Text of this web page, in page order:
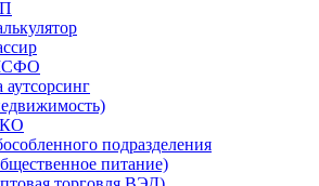
аутсорсинг
подразделения
питание)